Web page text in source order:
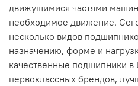
движущимися частями
необходимое движение.
несколько видов
назначению, форме и
качественные подшипники в
первоклассных брендов,